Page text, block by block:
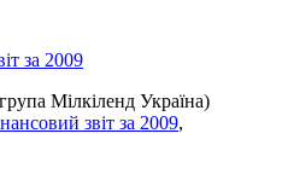
за 2009
Мілкіленд Україна)
звіт за 2009,